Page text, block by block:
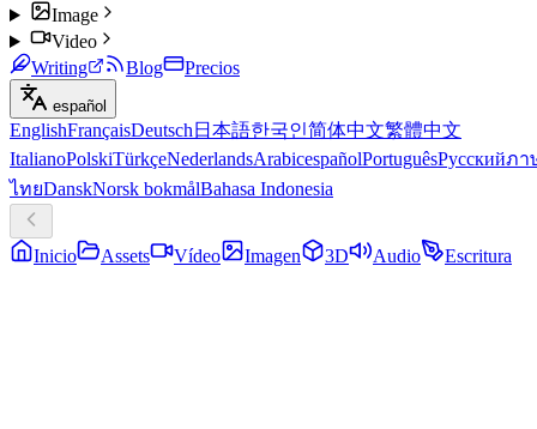
Image
Video
Writing
Blog Precios
español
EnglishFrançaisDeutsch 日本語한국인简体中文繁體中文
ItalianoPolskiTürkçeNederlandsArabicespañolPortuguêsРусскийภา
ไทยDanskNorsk bokmålBahasa Indonesia
Inicio Assets Vídeo Imagen 3D Audio Escritura